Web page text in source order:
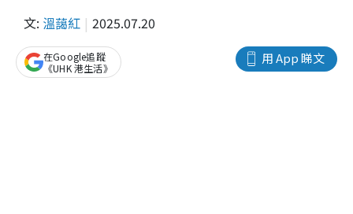
文: 溫藹紅 2025.07.20
用 App 睇文
在Google追蹤
《UHK 港生活》